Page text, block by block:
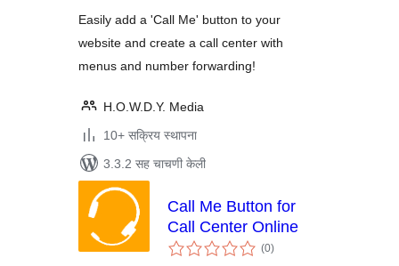
Easily add a 'Call Me' button to your
website and create a call center with
menus and number forwarding!
H.O.W.D.Y. Media
10+ सक्रिय स्थापना
3.3.2 सह चाचणी केली
Call Me Button for
Call Center Online
(0एकूण
मूल्यांकन
)